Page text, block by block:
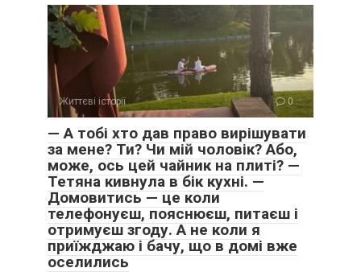
Життєві історії 0
— А тобі хто дав право вирішувати
за мене? Ти? Чи мій чоловік? Або,
може, ось цей чайник на плиті? —
Тетяна кивнула в бік кухні. —
Домовитись — це коли
телефонуєш, пояснюєш, питаєш і
отримуєш згоду. А не коли я
приїжджаю і бачу, що в домі вже
оселились